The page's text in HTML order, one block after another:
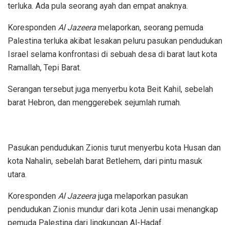
terluka. Ada pula seorang ayah dan empat anaknya.
Koresponden Al Jazeera melaporkan, seorang pemuda
Palestina terluka akibat lesakan peluru pasukan pendudukan
Israel selama konfrontasi di sebuah desa di barat laut kota
Ramallah, Tepi Barat.
Serangan tersebut juga menyerbu kota Beit Kahil, sebelah
barat Hebron, dan menggerebek sejumlah rumah.
Pasukan pendudukan Zionis turut menyerbu kota Husan dan
kota Nahalin, sebelah barat Betlehem, dari pintu masuk
utara.
Koresponden Al Jazeera juga melaporkan pasukan
pendudukan Zionis mundur dari kota Jenin usai menangkap
pemuda Palestina dari lingkungan Al-Hadaf.